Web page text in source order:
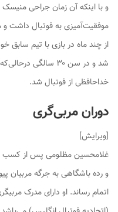
و با اینکه آن زمان جراحی
موفقیت‌آمیزی به فوتبال داشت
از چند ماه در بازی با تیم
شد و در سن ۳۰ سالگی
خداحافظی از فوتبال شد.
دوران مربی‌گری
[ویرایش]
غلامحسین مظلومی پس از کسب
و رده باشگاهی به جرگه مربیان